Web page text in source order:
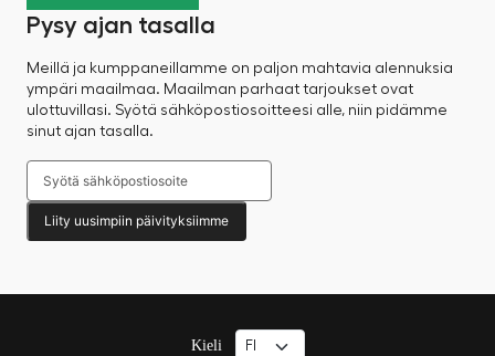
Pysy ajan tasalla
Meillä ja kumppaneillamme on paljon mahtavia alennuksia
ympäri maailmaa. Maailman parhaat tarjoukset ovat
ulottuvillasi. Syötä sähköpostiosoitteesi alle, niin pidämme
sinut ajan tasalla.
Liity uusimpiin päivityksiimme
Kieli